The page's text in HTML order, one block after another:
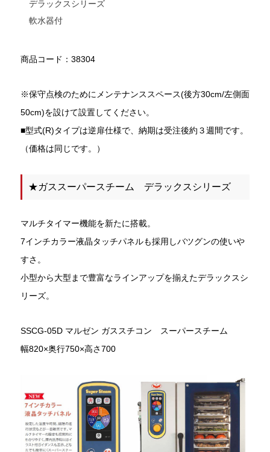
デラックスシリーズ
軟水器付
商品コード：38304
※保守点検のためにメンテナンススペース(後方30cm/左側面
50cm)を設けて設置してください。
■型式(R)タイプは逆扉仕様で、納期は受注後約３週間です。
（価格は同じです。）
★ガススーパースチーム デラックスシリーズ
マルチタイマー機能を新たに搭載。
7インチカラー液晶タッチパネルも採用しバツグンの使いや
すさ。
小型から大型まで豊富なラインアップを揃えたデラックスシ
リーズ。
SSCG-05D マルゼン ガススチコン スーパースチーム
幅820×奥行750×高さ700